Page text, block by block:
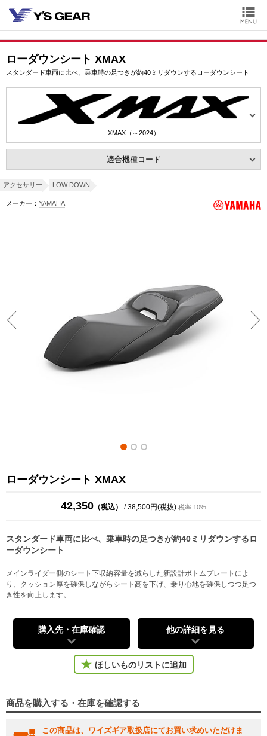
ローダウンシート XMAX
スタンダード車両に比べ、乗車時の足つきが約40ミリダウンするローダウンシート
XMAX（～2024）
適合機種コード
アクセサリー LOW DOWN
メーカー： YAMAHA
ローダウンシート XMAX
42,350 （税込） / 38,500円(税抜) 税率:10%
スタンダード車両に比べ、乗車時の足つきが約40ミリダウンするロ
ーダウンシート
メインライダー側のシート下収納容量を減らした新設計ボトムプレートによ
り、クッション厚を確保しながらシート高を下げ、乗り心地を確保しつつ足つ
き性を向上します。
購入先・在庫確認 他の詳細を見る
ほしいものリストに追加
商品を購入する・在庫を確認する
この商品は、ワイズギア取扱店にてお買い求めいただけま